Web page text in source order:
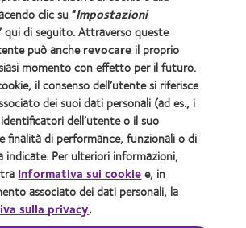
int. vers. - P.IVA 10653750157
all'altrui attività di direzione e
ex art. 2497-bis c.c.
con Aut. Min. 11/01/2024;
Le lenti a contatto
dispositivi medici CE0123. Leggere
avvertenze e le istruzioni d’uso.
di controindicazioni dal medico
oculista
clic su “Impostazioni
qui di seguito. Attraverso queste
può ancherevocare il proprio
momento con effetto per il futuro.
il consenso dell’utente si riferisce
dei suoi dati personali (ad es., i
dell’utente o il suo
finalità di performance, funzionali o di
indicate. Per ulteriori informazioni,
Informativa sui cookiee, in
associato dei dati personali, la
sulla privacy.